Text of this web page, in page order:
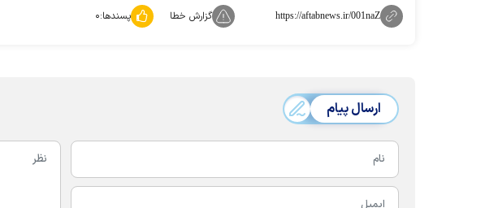
https://aftabnews.ir/001naZ گزارش خطا پسندها:۰
ارسال پیام